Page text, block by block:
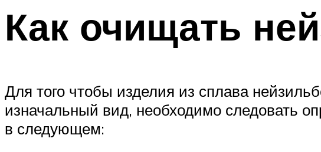
Как очищать
Для того чтобы изделия из сплава
изначальный вид, необходимо следовать
в следующем: